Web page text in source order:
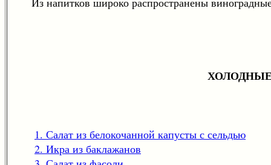
1. Салат из белокочанной капусты с сельдью
2. Икра из баклажанов